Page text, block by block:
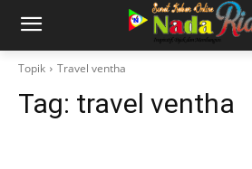
Topik Travel ventha
Tag: travel ventha